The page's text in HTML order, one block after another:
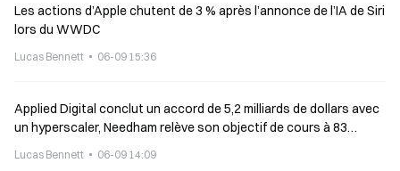
Les actions d’Apple chutent de 3 % après l’annonce de l’IA de Siri
lors du WWDC
Lucas Bennett 06-09 15:36
Applied Digital conclut un accord de 5,2 milliards de dollars avec
un hyperscaler, Needham relève son objectif de cours à 83
Lucas Bennett 06-09 14:09